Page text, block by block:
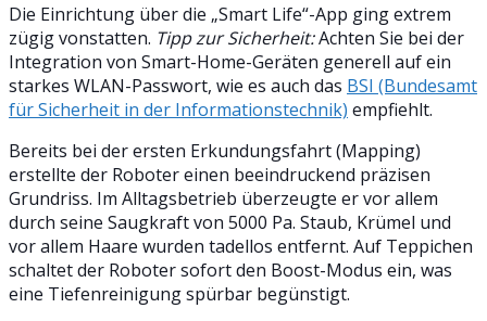
Die Einrichtung über die „Smart Life“-App ging extrem
zügig vonstatten. Tipp zur Sicherheit:Achten Sie bei der
Integration von Smart-Home-Geräten generell auf ein
starkes WLAN-Passwort, wie es auch das BSI (Bundesamt
für Sicherheit in der Informationstechnik) empfiehlt.
Bereits bei der ersten Erkundungsfahrt (Mapping)
erstellte der Roboter einen beeindruckend präzisen
Grundriss. Im Alltagsbetrieb überzeugte er vor allem
durch seine Saugkraft von 5000 Pa. Staub, Krümel und
vor allem Haare wurden tadellos entfernt. Auf Teppichen
schaltet der Roboter sofort den Boost-Modus ein, was
eine Tiefenreinigung spürbar begünstigt.